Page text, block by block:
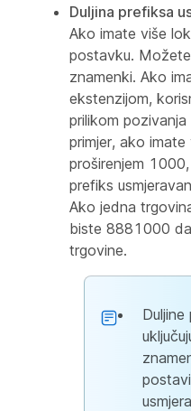
Duljina prefiksa
Ako imate više
postavku.
znamenki. Ako
ekstenzijom,
prilikom
primjer, ako
proširenjem
prefiks
Ako jedna
biste 8881000
trgovine.
Duljine